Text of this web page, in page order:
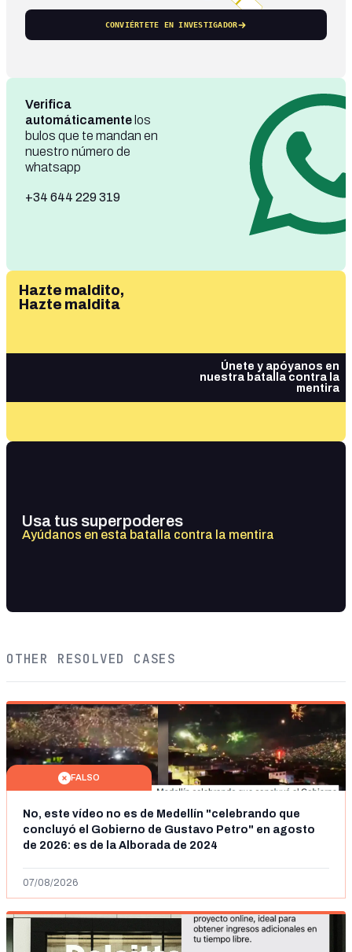
CONVIÉRTETE EN INVESTIGADOR
Verifica
automáticamente los
bulos que te mandan en
nuestro número de
whatsapp
+34 644 229 319
Hazte maldito,
Hazte maldita
Únete y apóyanos en
nuestra batalla contra la
mentira
Usa tus superpoderes
Ayúdanos en esta batalla contra la mentira
OTHER RESOLVED CASES
FALSO
No, este vídeo no es de Medellín "celebrando que
concluyó el Gobierno de Gustavo Petro" en agosto
de 2026: es de la Alborada de 2024
07/08/2026